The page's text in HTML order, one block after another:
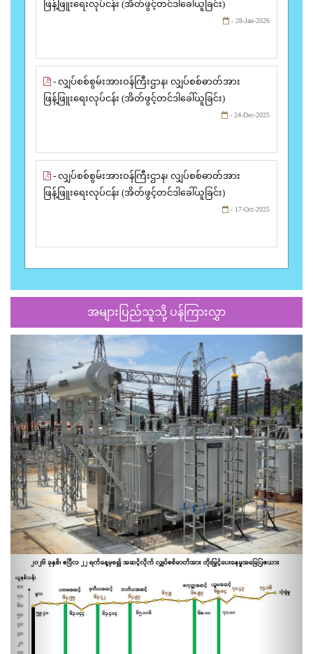
ဖြန့်ဖြူးရေးလုပ်ငန်း (အိတ်ဖွင့်တင်ဒါခေါ်ယူခြင်း)
- 28-Jan-2026
- လျှပ်စစ်စွမ်းအားဝန်ကြီးဌာန၊ လျှပ်စစ်ဓာတ်အား
ဖြန့်ဖြူးရေးလုပ်ငန်း (အိတ်ဖွင့်တင်ဒါခေါ်ယူခြင်း)
- 24-Dec-2025
- လျှပ်စစ်စွမ်းအားဝန်ကြီးဌာန၊ လျှပ်စစ်ဓာတ်အား
ဖြန့်ဖြူးရေးလုပ်ငန်း (အိတ်ဖွင့်တင်ဒါခေါ်ယူခြင်း)
- 17-Oct-2025
အများပြည်သူသို့ ပန်ကြားလွှာ
Previous